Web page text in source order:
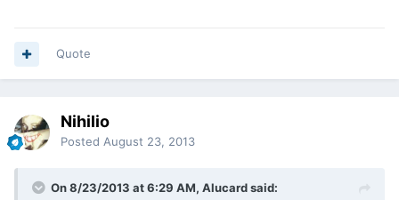
Quote
Nihilio
Posted August 23, 2013
On 8/23/2013 at 6:29 AM, Alucard said: